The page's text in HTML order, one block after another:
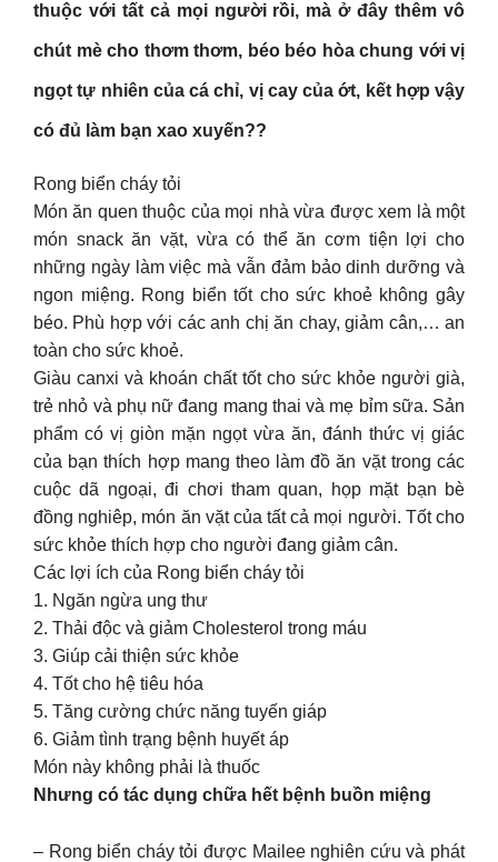
thuộc với tất cả mọi người rồi, mà ở đây thêm vô
chút mè cho thơm thơm, béo béo hòa chung với vị
ngọt tự nhiên của cá chỉ, vị cay của ớt, kết hợp vậy
có đủ làm bạn xao xuyến??
Rong biển cháy tỏi
Món ăn quen thuộc của mọi nhà vừa được xem là một
món snack ăn vặt, vừa có thể ăn cơm tiện lợi cho
những ngày làm việc mà vẫn đảm bảo dinh dưỡng và
ngon miệng. Rong biển tốt cho sức khoẻ không gây
béo. Phù hợp với các anh chị ăn chay, giảm cân,… an
toàn cho sức khoẻ.
Giàu canxi và khoán chất tốt cho sức khỏe người già,
trẻ nhỏ và phụ nữ đang mang thai và mẹ bỉm sữa. Sản
phẩm có vị giòn mặn ngọt vừa ăn, đánh thức vị giác
của bạn thích hợp mang theo làm đồ ăn vặt trong các
cuộc dã ngoại, đi chơi tham quan, họp mặt bạn bè
đồng nghiêp, món ăn vặt của tất cả mọi người. Tốt cho
sức khỏe thích hợp cho người đang giảm cân.
Các lợi ích của Rong biển cháy tỏi
1. Ngăn ngừa ung thư
2. Thải độc và giảm Cholesterol trong máu
3. Giúp cải thiện sức khỏe
4. Tốt cho hệ tiêu hóa
5. Tăng cường chức năng tuyến giáp
6. Giảm tình trạng bệnh huyết áp
Món này không phải là thuốc
Nhưng có tác dụng chữa hết bệnh buồn miệng
– Rong biển cháy tỏi được Mailee nghiên cứu và phát